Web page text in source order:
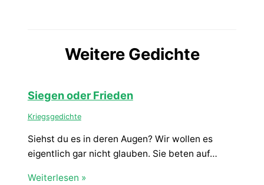
Weitere Gedichte
Siegen oder Frieden
Kriegsgedichte
Siehst du es in deren Augen? Wir wollen es
eigentlich gar nicht glauben. Sie beten auf…
Weiterlesen »